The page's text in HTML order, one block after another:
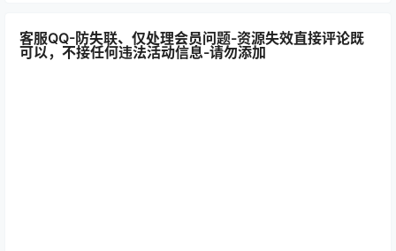
客服QQ-防失联、仅处理会员问题-资源失效直接评论既
可以，不接任何违法活动信息-请勿添加